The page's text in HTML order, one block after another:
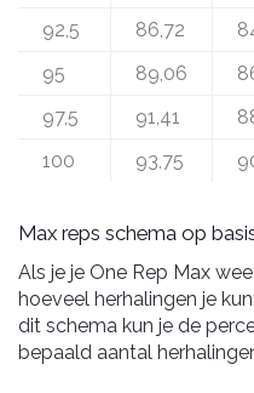
92,5
86,72
95
89,06
97,5
91,41
100
93,75
Max reps schema op
Als je je One Rep Max
hoeveel herhalingen je
dit schema kun je de
bepaald aantal